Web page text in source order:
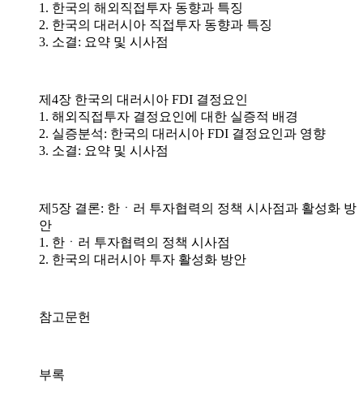
1. 한국의 해외직접투자 동향과 특징
2. 한국의 대러시아 직접투자 동향과 특징
3. 소결: 요약 및 시사점
제4장 한국의 대러시아 FDI 결정요인
1. 해외직접투자 결정요인에 대한 실증적 배경
2. 실증분석: 한국의 대러시아 FDI 결정요인과 영향
3. 소결: 요약 및 시사점
제5장 결론: 한ㆍ러 투자협력의 정책 시사점과 활성화 방
안
1. 한ㆍ러 투자협력의 정책 시사점
2. 한국의 대러시아 투자 활성화 방안
참고문헌
부록